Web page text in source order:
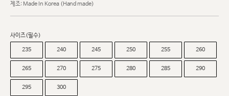
제조: Made In Korea (Hand made)
사이즈(필수)
235 240 245 250 255 260
265 270 275 280 285 290
295 300